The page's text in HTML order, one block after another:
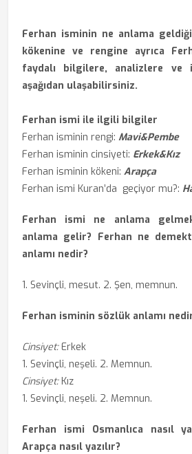
Ferhan isminin ne anlama
kökenine ve rengine ayrıca
faydalı bilgilere, analizlere
aşağıdan ulaşabilirsiniz.
Ferhan ismi ile ilgili bilgiler
Ferhan isminin rengi: Mavi&Pembe
Ferhan isminin cinsiyeti: Erkek&Kız
Ferhan isminin kökeni: Arapça
Ferhan ismi Kuran’da geçiyor mu?:
Ferhan ismi ne anlama
anlama gelir? Ferhan ne
anlamı nedir?
1. Sevinçli, mesut. 2. Şen, memnun.
Ferhan isminin sözlük anlamı
Cinsiyet:Erkek
1. Sevinçli, neşeli. 2. Memnun.
Cinsiyet:Kız
1. Sevinçli, neşeli. 2. Memnun.
Ferhan ismi Osmanlıca nasıl
Arapça nasıl yazılır?